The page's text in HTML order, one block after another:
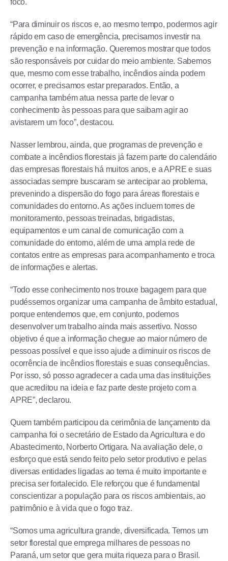
foco.
“Para diminuir os riscos e, ao mesmo tempo, podermos agir
rápido em caso de emergência, precisamos investir na
prevenção e na informação. Queremos mostrar que todos
são responsáveis por cuidar do meio ambiente. Sabemos
que, mesmo com esse trabalho, incêndios ainda podem
ocorrer, e precisamos estar preparados. Então, a
campanha também atua nessa parte de levar o
conhecimento às pessoas para que saibam agir ao
avistarem um foco”, destacou.
Nasser lembrou, ainda, que programas de prevenção e
combate a incêndios florestais já fazem parte do calendário
das empresas florestais há muitos anos, e a APRE e suas
associadas sempre buscaram se antecipar ao problema,
prevenindo a dispersão do fogo para áreas florestais e
comunidades do entorno. As ações incluem torres de
monitoramento, pessoas treinadas, brigadistas,
equipamentos e um canal de comunicação com a
comunidade do entorno, além de uma ampla rede de
contatos entre as empresas para acompanhamento e troca
de informações e alertas.
“Todo esse conhecimento nos trouxe bagagem para que
pudéssemos organizar uma campanha de âmbito estadual,
porque entendemos que, em conjunto, podemos
desenvolver um trabalho ainda mais assertivo. Nosso
objetivo é que a informação chegue ao maior número de
pessoas possível e que isso ajude a diminuir os riscos de
ocorrência de incêndios florestais e suas consequências.
Por isso, só posso agradecer a cada uma das instituições
que acreditou na ideia e faz parte deste projeto com a
APRE”, declarou.
Quem também participou da cerimônia de lançamento da
campanha foi o secretário de Estado da Agricultura e do
Abastecimento, Norberto Ortigara. Na avaliação dele, o
esforço que está sendo feito pelo setor produtivo e pelas
diversas entidades ligadas ao tema é muito importante e
precisa ser fortalecido. Ele reforçou que é fundamental
conscientizar a população para os riscos ambientais, ao
patrimônio e à vida que o fogo traz.
“Somos uma agricultura grande, diversificada. Temos um
setor florestal que emprega milhares de pessoas no
Paraná, um setor que gera muita riqueza para o Brasil.